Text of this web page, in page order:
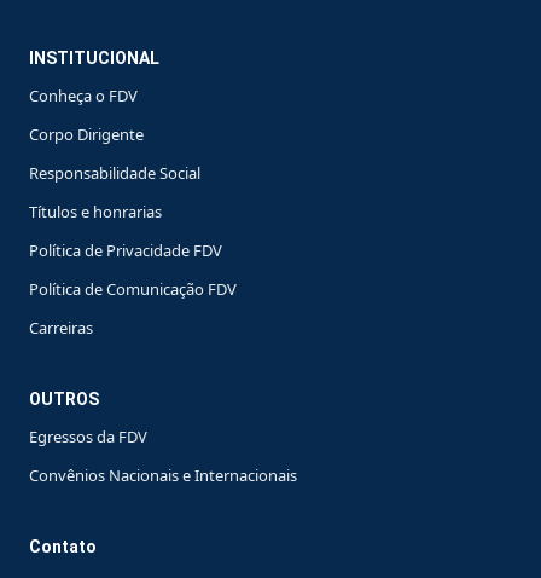
INSTITUCIONAL
Conheça o FDV
Corpo Dirigente
Responsabilidade Social
Títulos e honrarias
Política de Privacidade FDV
Política de Comunicação FDV
Carreiras
OUTROS
Egressos da FDV
Convênios Nacionais e Internacionais
Contato